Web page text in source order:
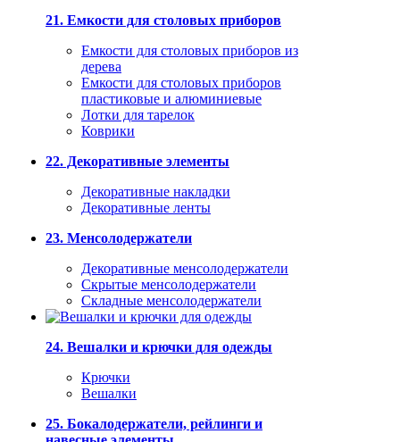
21. Емкости для столовых приборов
Емкости для столовых приборов из
дерева
Емкости для столовых приборов
пластиковые и алюминиевые
Лотки для тарелок
Коврики
22. Декоративные элементы
Декоративные накладки
Декоративные ленты
23. Менсолодержатели
Декоративные менсолодержатели
Скрытые менсолодержатели
Складные менсолодержатели
24. Вешалки и крючки для одежды
Крючки
Вешалки
25. Бокалодержатели, рейлинги и